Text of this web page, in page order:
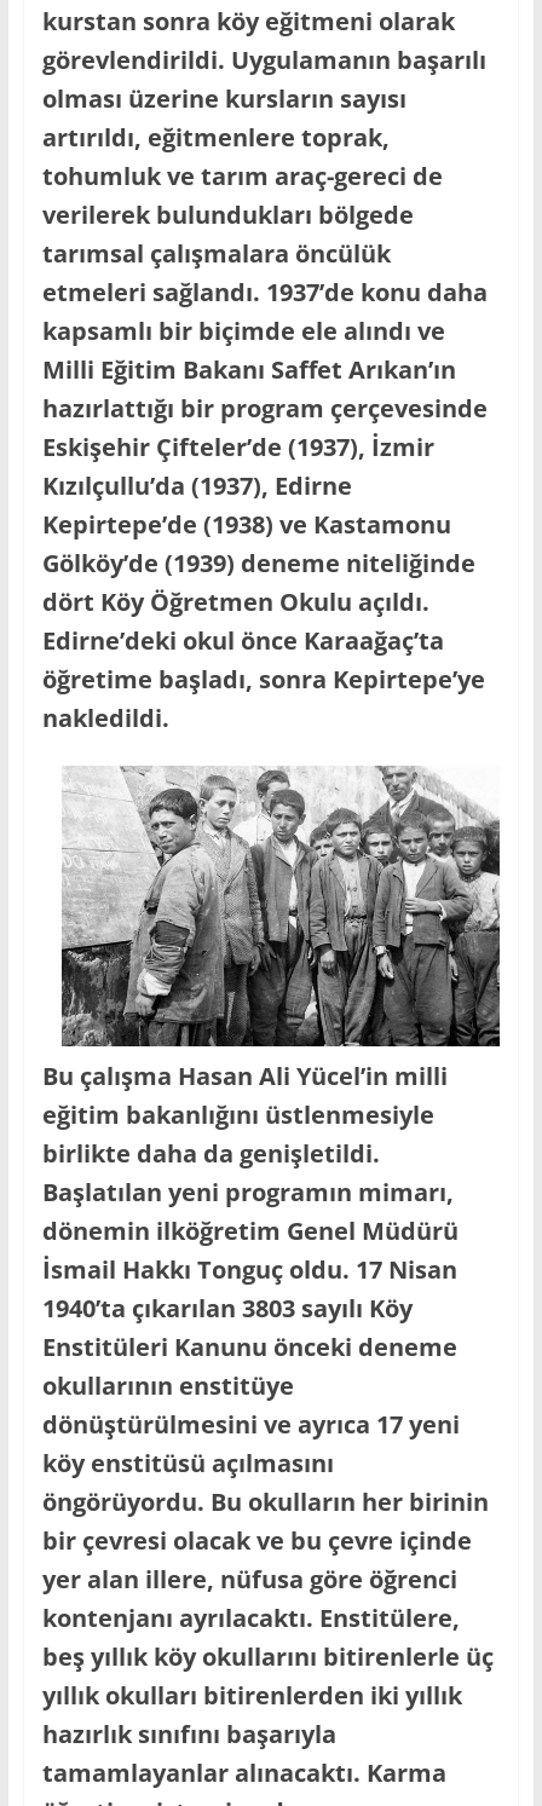
kurstan sonra köy eğitmeni olarak
görevlendirildi. Uygulamanın başarılı
olması üzerine kursların sayısı
artırıldı, eğitmenlere toprak,
tohumluk ve tarım araç-gereci de
verilerek bulundukları bölgede
tarımsal çalışmalara öncülük
etmeleri sağlandı. 1937’de konu daha
kapsamlı bir biçimde ele alındı ve
Milli Eğitim Bakanı Saffet Arıkan’ın
hazırlattığı bir program çerçevesinde
Eskişehir Çifteler’de (1937), İzmir
Kızılçullu’da (1937), Edirne
Kepirtepe’de (1938) ve Kastamonu
Gölköy’de (1939) deneme niteliğinde
dört Köy Öğretmen Okulu açıldı.
Edirne’deki okul önce Karaağaç’ta
öğretime başladı, sonra Kepirtepe’ye
nakledildi.
Bu çalışma Hasan Ali Yücel’in milli
eğitim bakanlığını üstlenmesiyle
birlikte daha da genişletildi.
Başlatılan yeni programın mimarı,
dönemin ilköğretim Genel Müdürü
İsmail Hakkı Tonguç oldu. 17 Nisan
1940’ta çıkarılan 3803 sayılı Köy
Enstitüleri Kanunu önceki deneme
okullarının enstitüye
dönüştürülmesini ve ayrıca 17 yeni
köy enstitüsü açılmasını
öngörüyordu. Bu okulların her birinin
bir çevresi olacak ve bu çevre içinde
yer alan illere, nüfusa göre öğrenci
kontenjanı ayrılacaktı. Enstitülere,
beş yıllık köy okullarını bitirenlerle üç
yıllık okulları bitirenlerden iki yıllık
hazırlık sınıfını başarıyla
tamamlayanlar alınacaktı. Karma